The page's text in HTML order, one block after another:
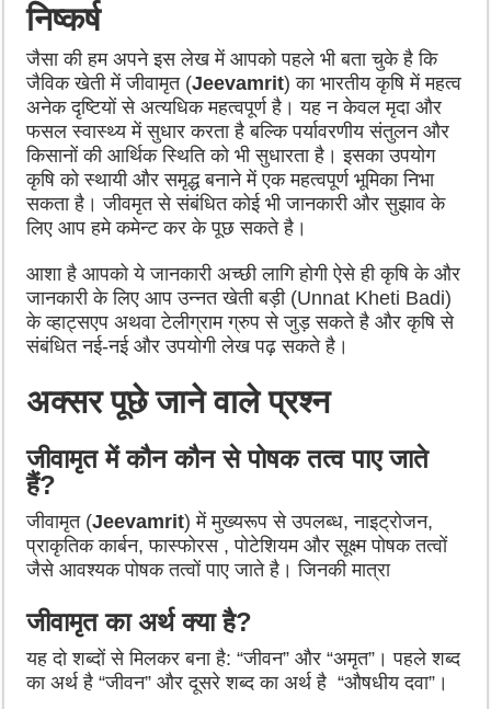
निष्कर्ष
जैसा की हम अपने इस लेख में आपको पहले भी बता चुके है कि
जैविक खेती में जीवामृत (Jeevamrit) का भारतीय कृषि में महत्व
अनेक दृष्टियों से अत्यधिक महत्वपूर्ण है। यह न केवल मृदा और
फसल स्वास्थ्य में सुधार करता है बल्कि पर्यावरणीय संतुलन और
किसानों की आर्थिक स्थिति को भी सुधारता है। इसका उपयोग
कृषि को स्थायी और समृद्ध बनाने में एक महत्वपूर्ण भूमिका निभा
सकता है। जीवमृत से संबंधित कोई भी जानकारी और सुझाव के
लिए आप हमे कमेन्ट कर के पूछ सकते है।
आशा है आपको ये जानकारी अच्छी लागि होगी ऐसे ही कृषि के और
जानकारी के लिए आप उन्नत खेती बड़ी (Unnat Kheti Badi)
के व्हाट्सएप अथवा टेलीग्राम ग्रुप से जुड़ सकते है और कृषि से
संबंधित नई-नई और उपयोगी लेख पढ़ सकते है।
अक्सर पूछे जाने वाले प्रश्न
जीवामृत में कौन कौन से पोषक तत्व पाए जाते
हैं?
जीवामृत (Jeevamrit) में मुख्यरूप से उपलब्ध, नाइट्रोजन,
प्राकृतिक कार्बन, फास्फोरस , पोटेशियम और सूक्ष्म पोषक तत्वों
जैसे आवश्यक पोषक तत्वों पाए जाते है। जिनकी मात्रा
जीवामृत का अर्थ क्या है?
यह दो शब्दों से मिलकर बना है: “जीवन” और “अमृत”। पहले शब्द
का अर्थ है “जीवन” और दूसरे शब्द का अर्थ है “औषधीय दवा”।